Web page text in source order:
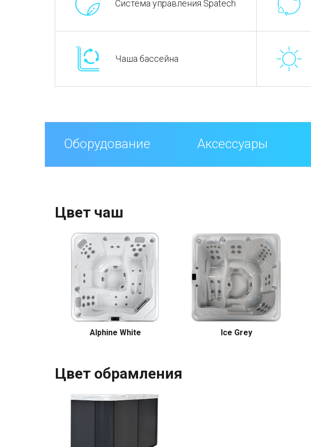
Система управления Spatech
Чаша бассейна
Оборудование Аксессуары
Цвет чаш
Alphine White Ice Grey
Цвет обрамления